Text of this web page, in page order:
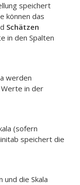
speichert
können das
Schätzen
in den Spalten
werden
in der
(sofern
speichert die
die Skala